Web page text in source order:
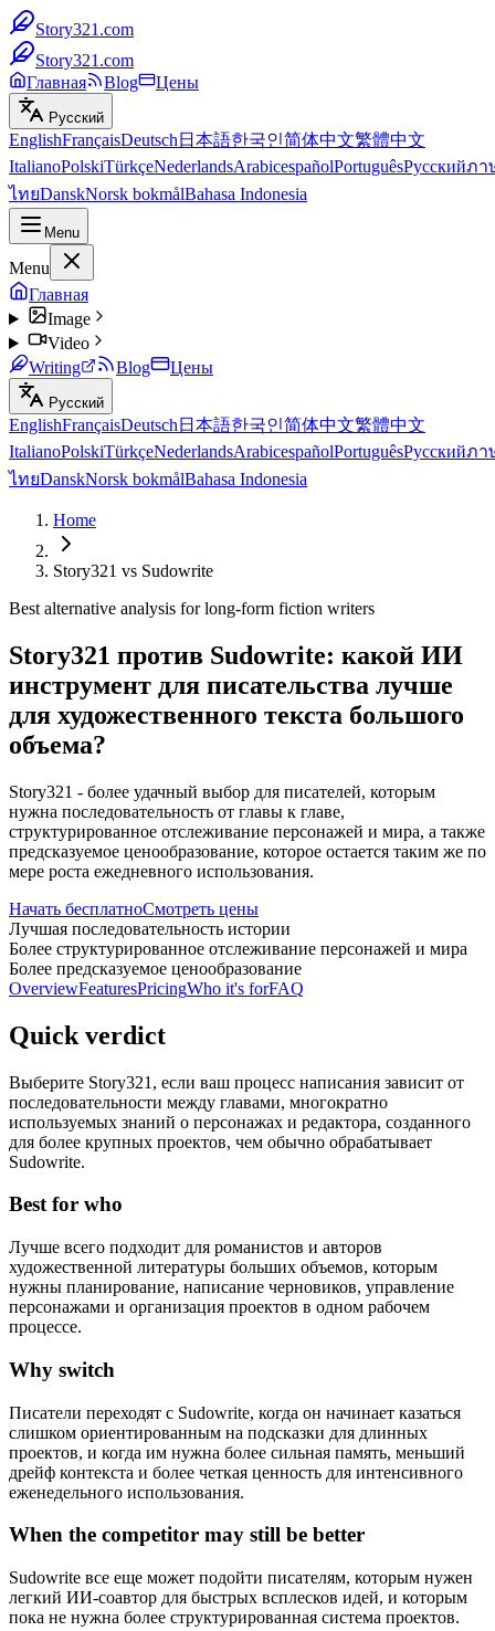
Story321.com
Story321.com
Главная
Blog Цены
Русский
EnglishFrançaisDeutsch 日本語한국인简体中文繁體中文
ItalianoPolskiTürkçeNederlandsArabicespañolPortuguêsРусскийภา
ไทยDanskNorsk bokmålBahasa Indonesia
Menu
Menu
Главная
Image
Video
Writing
Blog Цены
Русский
EnglishFrançaisDeutsch 日本語한국인简体中文繁體中文
ItalianoPolskiTürkçeNederlandsArabicespañolPortuguêsРусскийภา
ไทยDanskNorsk bokmålBahasa Indonesia
Home
Story321 vs Sudowrite
Best alternative analysis for long-form fiction writers
Story321 против Sudowrite: какой ИИ
инструмент для писательства лучше
для художественного текста большого
объема?
Story321 - более удачный выбор для писателей, которым
нужна последовательность от главы к главе,
структурированное отслеживание персонажей и мира, а также
предсказуемое ценообразование, которое остается таким же по
мере роста ежедневного использования.
Начать бесплатноСмотреть цены
Лучшая последовательность истории
Более структурированное отслеживание персонажей и мира
Более предсказуемое ценообразование
OverviewFeaturesPricingWho it's forFAQ
Quick verdict
Выберите Story321, если ваш процесс написания зависит от
последовательности между главами, многократно
используемых знаний о персонажах и редактора, созданного
для более крупных проектов, чем обычно обрабатывает
Sudowrite.
Best for who
Лучше всего подходит для романистов и авторов
художественной литературы больших объемов, которым
нужны планирование, написание черновиков, управление
персонажами и организация проектов в одном рабочем
процессе.
Why switch
Писатели переходят с Sudowrite, когда он начинает казаться
слишком ориентированным на подсказки для длинных
проектов, и когда им нужна более сильная память, меньший
дрейф контекста и более четкая ценность для интенсивного
еженедельного использования.
When the competitor may still be better
Sudowrite все еще может подойти писателям, которым нужен
легкий ИИ-соавтор для быстрых всплесков идей, и которым
пока не нужна более структурированная система проектов.